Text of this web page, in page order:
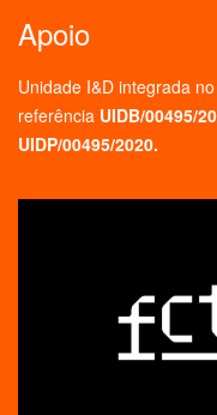
Apoio
Unidade I&D integrada
referência UIDB/00495/
UIDP/00495/2020.